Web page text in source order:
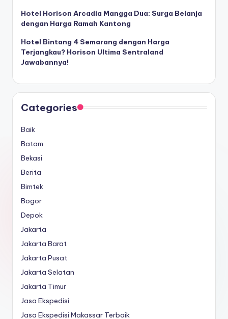
Hotel Horison Arcadia Mangga Dua: Surga Belanja
dengan Harga Ramah Kantong
Hotel Bintang 4 Semarang dengan Harga
Terjangkau? Horison Ultima Sentraland
Jawabannya!
Categories
Baik
Batam
Bekasi
Berita
Bimtek
Bogor
Depok
Jakarta
Jakarta Barat
Jakarta Pusat
Jakarta Selatan
Jakarta Timur
Jasa Ekspedisi
Jasa Ekspedisi Makassar Terbaik